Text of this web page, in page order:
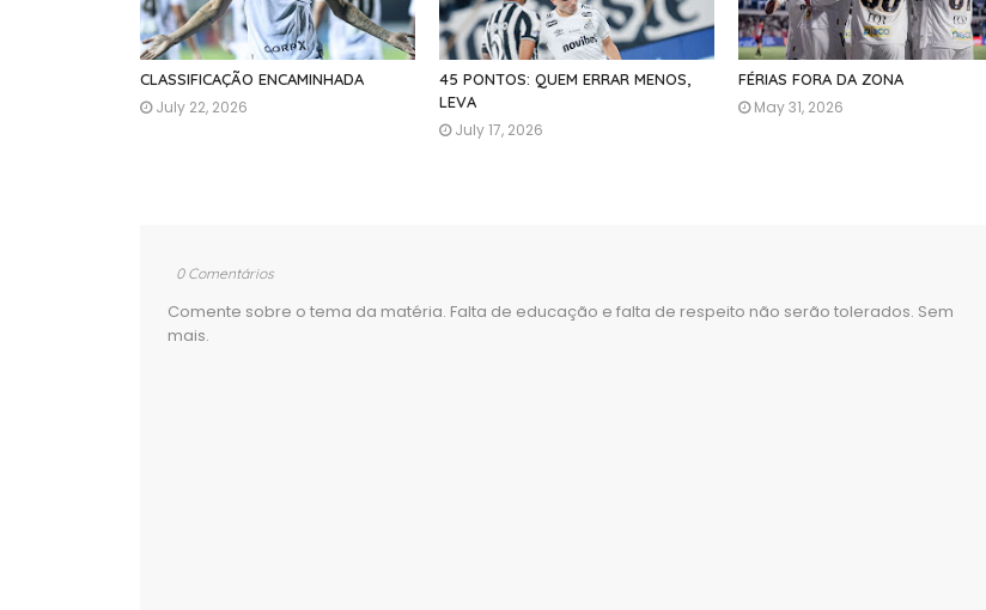
CLASSIFICAÇÃO ENCAMINHADA
July 22, 2026
45 PONTOS: QUEM ERRAR MENOS,
LEVA
July 17, 2026
FÉRIAS FORA DA ZONA
May 31, 2026
0 Comentários
Comente sobre o tema da matéria. Falta de educação e falta de respeito não serão tolerados. Sem
mais.